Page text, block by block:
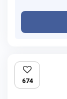
674